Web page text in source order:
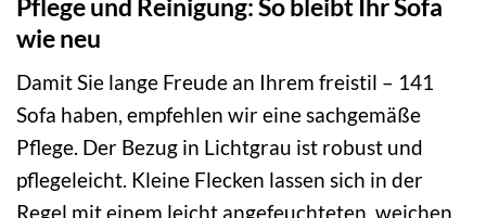
Pflege und Reinigung: So bleibt Ihr Sofa
wie neu
Damit Sie lange Freude an Ihrem freistil – 141
Sofa haben, empfehlen wir eine sachgemäße
Pflege. Der Bezug in Lichtgrau ist robust und
pflegeleicht. Kleine Flecken lassen sich in der
Regel mit einem leicht angefeuchteten, weichen